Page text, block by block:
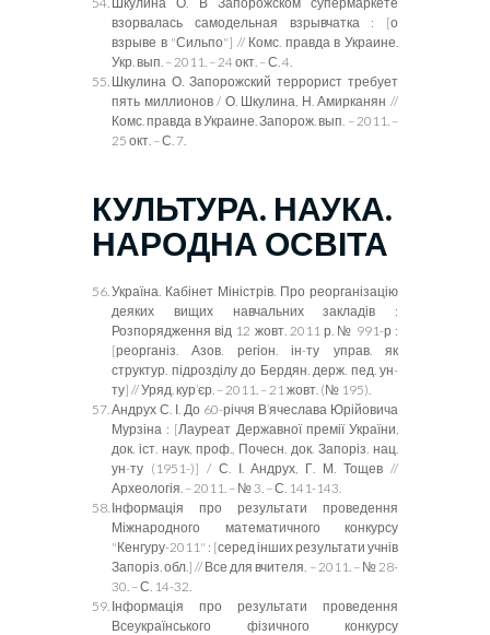
взорвалась самодельная взрывчатка : [о
взрыве в "Сильпо"] // Комс. правда в Украине.
Укр. вып. – 2011. – 24 окт. – С. 4.
Шкулина О. Запорожский террорист требует
пять миллионов / О. Шкулина, Н. Амирканян //
Комс. правда в Украине. Запорож. вып. – 2011. –
25 окт. – С. 7.
КУЛЬТУРА. НАУКА.
НАРОДНА ОСВІТА
Україна. Кабінет Міністрів. Про реорганізацію
деяких вищих навчальних закладів :
Розпорядження від 12 жовт. 2011 р. № 991-р :
[реорганіз. Азов. регіон. ін-ту управ. як
структур. підрозділу до Бердян. держ. пед. ун-
ту] // Уряд. кур’єр. – 2011. – 21 жовт. (№ 195).
Андрух С. І. До 60-річчя В’ячеслава Юрійовича
Мурзіна : [Лауреат Державної премії України,
док. іст. наук, проф., Почесн. док. Запоріз. нац.
ун-ту (1951-)] / С. І. Андрух, Г. М. Тощев //
Археологія. – 2011. – № 3. – С. 141-143.
Інформація про результати проведення
Міжнародного математичного конкурсу
"Кенгуру-2011" : [серед інших результати учнів
Запоріз. обл. ] // Все для вчителя. – 2011. – № 28-
30. – С. 14-32.
Інформація про результати проведення
Всеукраїнського фізичного конкурсу